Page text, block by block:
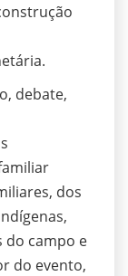
debate,
dos
do campo e
do evento,